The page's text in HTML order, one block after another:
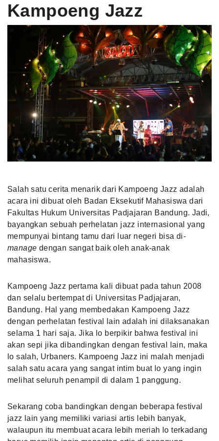
Kampoeng Jazz
Salah satu cerita menarik dari Kampoeng Jazz adalah
acara ini dibuat oleh Badan Eksekutif Mahasiswa dari
Fakultas Hukum Universitas Padjajaran Bandung. Jadi,
bayangkan sebuah perhelatan jazz internasional yang
mempunyai bintang tamu dari luar negeri bisa di-
manage dengan sangat baik oleh anak-anak
mahasiswa.
Kampoeng Jazz pertama kali dibuat pada tahun 2008
dan selalu bertempat di Universitas Padjajaran,
Bandung. Hal yang membedakan Kampoeng Jazz
dengan perhelatan festival lain adalah ini dilaksanakan
selama 1 hari saja. Jika lo berpikir bahwa festival ini
akan sepi jika dibandingkan dengan festival lain, maka
lo salah, Urbaners. Kampoeng Jazz ini malah menjadi
salah satu acara yang sangat intim buat lo yang ingin
melihat seluruh penampil di dalam 1 panggung.
Sekarang coba bandingkan dengan beberapa festival
jazz lain yang memiliki variasi artis lebih banyak,
walaupun itu membuat acara lebih meriah lo terkadang